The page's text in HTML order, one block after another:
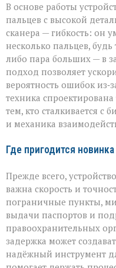
В основе работы
пальцев с высокой
сканера — гибкость: он
несколько пальцев,
либо пара больших — в
подход позволяет
вероятность ошибок
техника
тем, кто сталкивается с
и механика
Где пригодится новинка
Прежде всего,
важна скорость и
пограничные пункты,
выдачи паспортов и
правоохранительных
задержка может
надёжный инструмент